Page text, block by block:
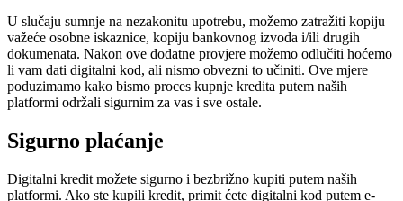
U slučaju sumnje na nezakonitu upotrebu, možemo zatražiti kopiju
važeće osobne iskaznice, kopiju bankovnog izvoda i/ili drugih
dokumenata. Nakon ove dodatne provjere možemo odlučiti hoćemo
li vam dati digitalni kod, ali nismo obvezni to učiniti. Ove mjere
poduzimamo kako bismo proces kupnje kredita putem naših
platformi održali sigurnim za vas i sve ostale.
Sigurno plaćanje
Digitalni kredit možete sigurno i bezbrižno kupiti putem naših
platformi. Ako ste kupili kredit, primit ćete digitalni kod putem e-